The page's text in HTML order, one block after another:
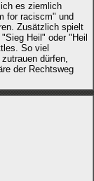
es ziemlich
for raciscm" und
Zusätzlich spielt
Heil" oder "Heil
So viel
dürfen,
der Rechtsweg